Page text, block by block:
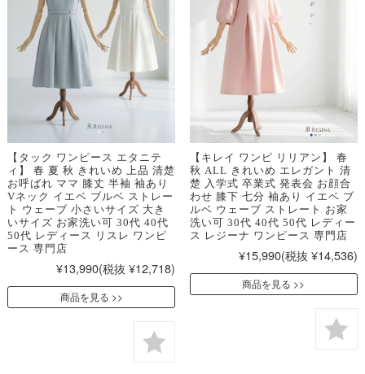
【タック ワンピース エタニテ
ィ】 春 夏 秋 きれいめ 上品 清楚
お呼ばれ ママ 膝丈 半袖 袖あり
Vネック イエベ ブルベ ストレー
ト ウェーブ 小さいサイズ 大き
いサイズ お家洗い可 30代 40代
50代 レディース リスレ ワンピ
ース 専門店
¥13,990(税抜 ¥12,718)
商品を見る
【キレイ ワンピ リリアン】 春
秋 ALL きれいめ エレガント 清
楚 入学式 卒業式 発表会 お顔合
わせ 膝下 七分 袖あり イエベ ブ
ルベ ウェーブ ストレート お家
洗い可 30代 40代 50代 レディー
ス レジーナ ワンピース 専門店
¥15,990(税抜 ¥14,536)
商品を見る